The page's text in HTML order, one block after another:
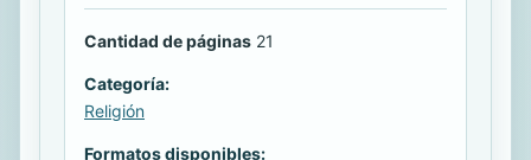
Cantidad de páginas 21
Categoría:
Religión
Formatos disponibles: